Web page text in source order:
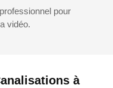
à
pour
vidéo.